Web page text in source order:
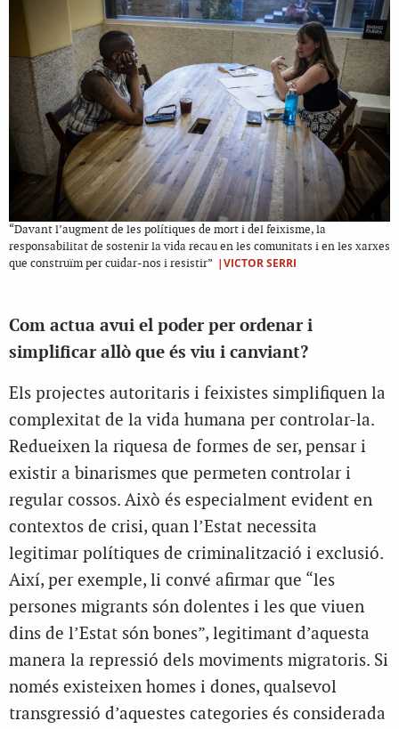
“Davant l’augment de les polítiques de mort i del feixisme, la
responsabilitat de sostenir la vida recau en les comunitats i en les xarxes
que construïm per cuidar-nos i resistir” |VICTOR SERRI
Com actua avui el poder per ordenar i
simplificar allò que és viu i canviant?
Els projectes autoritaris i feixistes simplifiquen la
complexitat de la vida humana per controlar-la.
Redueixen la riquesa de formes de ser, pensar i
existir a binarismes que permeten controlar i
regular cossos. Això és especialment evident en
contextos de crisi, quan l’Estat necessita
legitimar polítiques de criminalització i exclusió.
Així, per exemple, li convé afirmar que “les
persones migrants són dolentes i les que viuen
dins de l’Estat són bones”, legitimant d’aquesta
manera la repressió dels moviments migratoris. Si
només existeixen homes i dones, qualsevol
transgressió d’aquestes categories és considerada